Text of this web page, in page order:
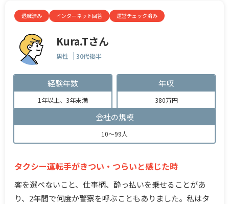
退職済み インターネット回答 運営チェック済み
Kura.Tさん
男性 30代後半
経験年数
1年以上、3年未満
年収
380万円
会社の規模
10～99人
タクシー運転手がきつい・つらいと感じた時
客を選べないこと、仕事柄、酔っ払いを乗せることがあ
り、2年間で何度か警察を呼ぶこともありました。私はタ